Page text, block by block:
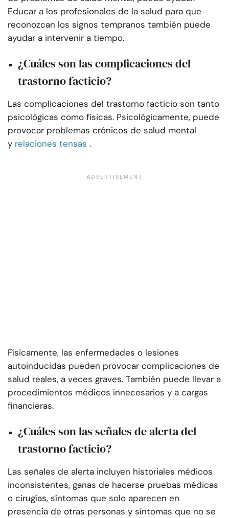
Educar a los profesionales de la salud para que
reconozcan los signos tempranos también puede
ayudar a intervenir a tiempo.
¿Cuáles son las complicaciones del
trastorno facticio?
Las complicaciones del trastorno facticio son tanto
psicológicas como físicas. Psicológicamente, puede
provocar problemas crónicos de salud mental
y relaciones tensas .
Físicamente, las enfermedades o lesiones
autoinducidas pueden provocar complicaciones de
salud reales, a veces graves. También puede llevar a
procedimientos médicos innecesarios y a cargas
financieras.
¿Cuáles son las señales de alerta del
trastorno facticio?
Las señales de alerta incluyen historiales médicos
inconsistentes, ganas de hacerse pruebas médicas
o cirugías, síntomas que solo aparecen en
presencia de otras personas y síntomas que no se